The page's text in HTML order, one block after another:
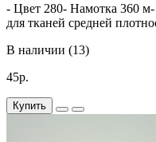
- Цвет 280- Намотка 360
для тканей средней
В наличии (13)
45р.
Купить